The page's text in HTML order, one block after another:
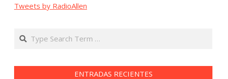
Tweets by RadioAllen
Search
ENTRADAS RECIENTES